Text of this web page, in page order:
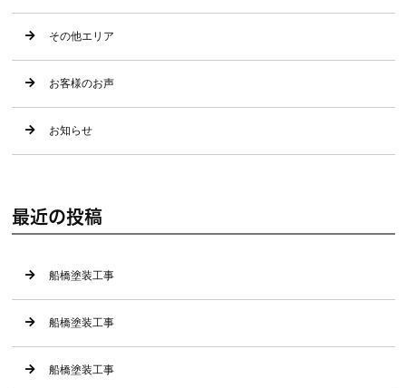
その他エリア
お客様のお声
お知らせ
最近の投稿
船橋塗装工事
船橋塗装工事
船橋塗装工事